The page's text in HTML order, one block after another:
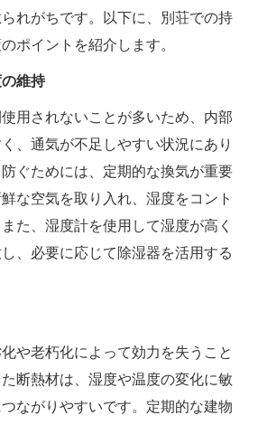
れがちです。以下に、別荘での持
ポイントを紹介します。
維持
用されないことが多いため、内部
、通気が不足しやすい状況にあり
ぐためには、定期的な換気が重要
な空気を取り入れ、湿度をコント
た、湿度計を使用して湿度が高く
、必要に応じて除湿器を活用する
や老朽化によって効力を失うこと
断熱材は、湿度や温度の変化に敏
ながりやすいです。定期的な建物